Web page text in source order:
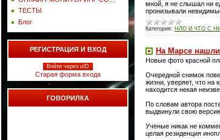
ТЕСТЫ
Блог
РЕГИСТРАЦИЯ И ВХОД
Войти через uID
Старая форма входа
ГОВОРИЛКА
мной, я не слышал ни
пронизывали
Категория: НЛО И ЧТО С
На Марсе
Новые фото красной
Очередной снимок
жизни, уверяет, что на
находится некая
По словам автора
выдвинули свою
Ученые никак не
целая резиденция